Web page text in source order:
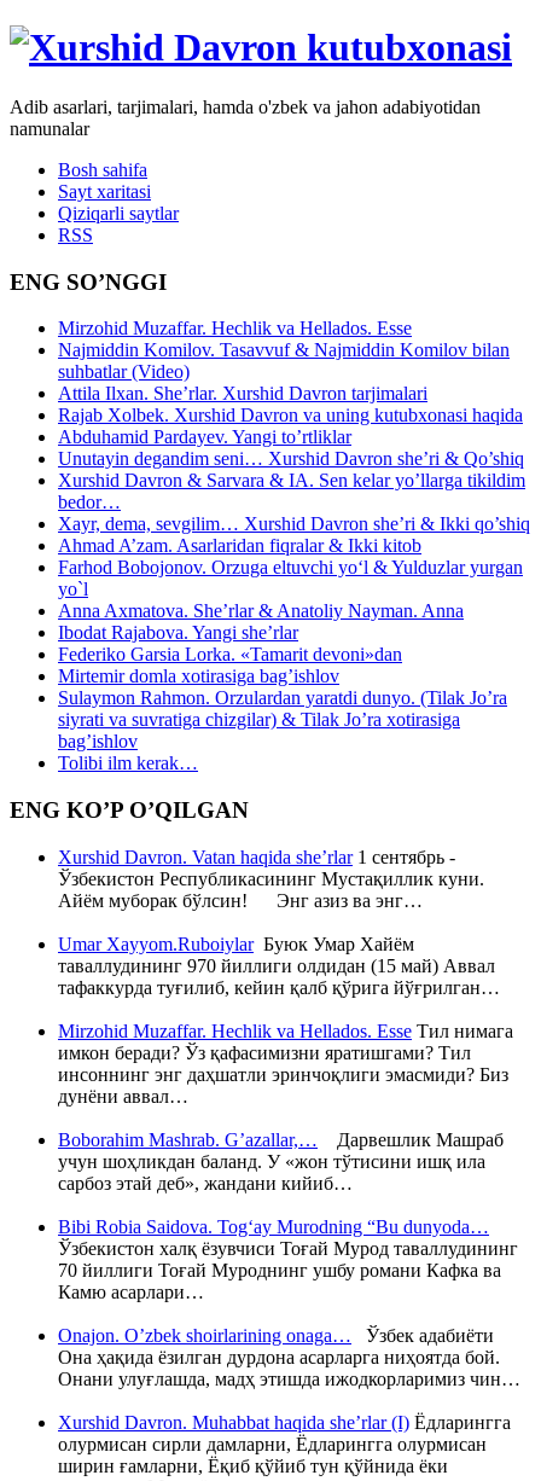
Adib asarlari, tarjimalari, hamda o'zbek va jahon adabiyotidan
namunalar
Bosh sahifa
Sayt xaritasi
Qiziqarli saytlar
RSS
ENG SO’NGGI
Mirzohid Muzaffar. Hechlik va Hellados. Esse
Najmiddin Komilov. Tasavvuf & Najmiddin Komilov bilan
suhbatlar (Video)
Attila Ilxan. She’rlar. Xurshid Davron tarjimalari
Rajab Xolbek. Xurshid Davron va uning kutubxonasi haqida
Abduhamid Pardayev. Yangi to’rtliklar
Unutayin degandim seni… Xurshid Davron she’ri & Qo’shiq
Xurshid Davron & Sarvara & IA. Sen kelar yo’llarga tikildim
bedor…
Xayr, dema, sevgilim… Xurshid Davron she’ri & Ikki qo’shiq
Ahmad A’zam. Asarlaridan fiqralar & Ikki kitob
Farhod Bobojonov. Orzuga eltuvchi yo‘l & Yulduzlar yurgan
yo`l
Anna Axmatova. She’rlar & Anatoliy Nayman. Anna
Ibodat Rajabova. Yangi she’rlar
Federiko Garsia Lorka. «Tamarit devoni»dan
Mirtemir domla xotirasiga bag’ishlov
Sulaymon Rahmon. Orzulardan yaratdi dunyo. (Tilak Jo’ra
siyrati va suvratiga chizgilar) & Tilak Jo’ra xotirasiga
bag’ishlov
Tolibi ilm kerak…
ENG KO’P O’QILGAN
Xurshid Davron. Vatan haqida she’rlar1 сентябрь -
Ўзбекистон Республикасининг Мустақиллик куни.
Айём муборак бўлсин! Энг азиз ва энг…
Umar Xayyom.RuboiylarБуюк Умар Хайём
таваллудининг 970 йиллиги олдидан (15 май) Аввал
тафаккурда туғилиб, кейин қалб қўрига йўғрилган…
Mirzohid Muzaffar. Hechlik va Hellados. Esse Тил нимага
имкон беради? Ўз қафасимизни яратишгами? Тил
инсоннинг энг даҳшатли эринчоқлиги эмасмиди? Биз
дунёни аввал…
Boborahim Mashrab. G’azallar,… Дарвешлик Машраб
учун шоҳликдан баланд. У «жон тўтисини ишқ ила
сарбоз этай деб», жандани кийиб…
Bibi Robia Saidova. Tog‘ay Murodning “Bu dunyoda…
Ўзбекистон халқ ёзувчиси Тоғай Мурод таваллудининг
70 йиллиги Тоғай Муроднинг ушбу романи Кафка ва
Камю асарлари…
Onajon. O’zbek shoirlarining onaga… Ўзбек адабиёти
Она ҳақида ёзилган дурдона асарларга ниҳоятда бой.
Онани улуғлашда, мадҳ этишда ижодкорларимиз чин…
Xurshid Davron. Muhabbat haqida she’rlar (I) Ёдларингга
олурмисан сирли дамларни, Ёдларингга олурмисан
ширин ғамларни, Ёқиб қўйиб тун қўйнида ёки